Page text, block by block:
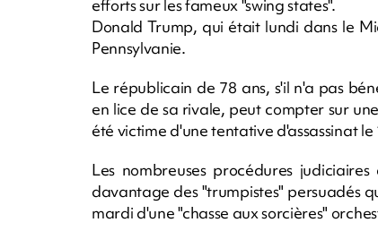
efforts sur les fameux "swing states".
Donald Trump, qui était lundi dans le
Pennsylvanie.
Le républicain de 78 ans, s'il n'a pas
en lice de sa rivale, peut compter sur
été victime d'une tentative d'assassinat le
Les nombreuses procédures
davantage des "trumpistes" persuadés
mardi d'une "chasse aux sorcières"